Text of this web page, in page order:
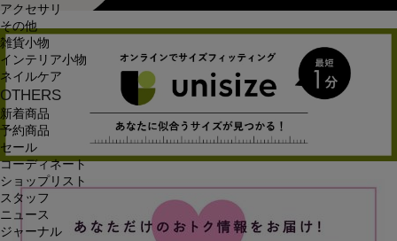
アクセサリ
その他
雑貨小物
インテリア小物
ネイルケア
OTHERS
新着商品
予約商品
セール
コーディネート
ショップリスト
スタッフ
ニュース
ジャーナル